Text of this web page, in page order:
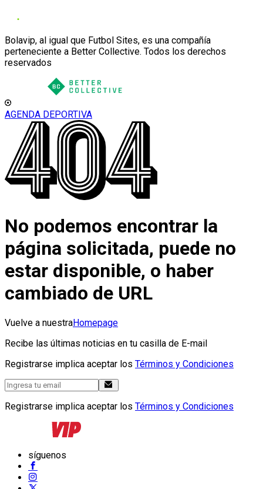
Bolavip, al igual que Futbol Sites, es una compañía
perteneciente a Better Collective. Todos los derechos
reservados
AGENDA DEPORTIVA
No podemos encontrar la
página solicitada, puede no
estar disponible, o haber
cambiado de URL
Vuelve a nuestraHomepage
Recibe las últimas noticias en tu casilla de E-mail
Registrarse implica aceptar los Términos y Condiciones
Registrarse implica aceptar los Términos y Condiciones
síguenos